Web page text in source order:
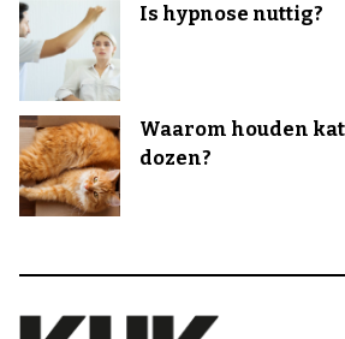
Is hypnose nuttig?
Waarom houden
dozen?